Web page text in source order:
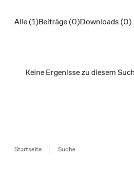
Filter
Alle (1)Beiträge (0)Downloads (0)
Keine Ergenisse zu diesem
Breadcrumb
Startseite Suche